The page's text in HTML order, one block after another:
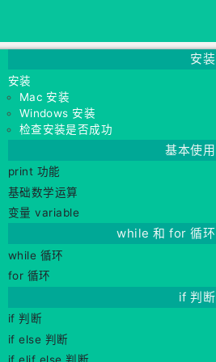
安装
安装
Mac 安装
Windows 安装
检查安装是否成功
基本使用
print 功能
基础数学运算
变量 variable
while 和 for 循环
while 循环
for 循环
if 判断
if 判断
if else 判断